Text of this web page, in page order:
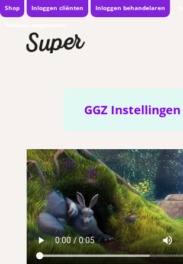
Shop Inloggen cliënten Inloggen behandelaren
GGZ Instellingen